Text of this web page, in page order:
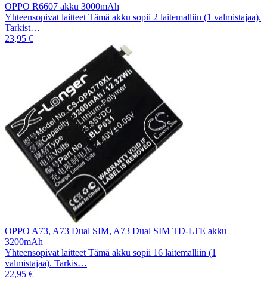
OPPO R6607 akku 3000mAh
Yhteensopivat laitteet Tämä akku sopii 2 laitemalliin (1 valmistajaa).
Tarkist…
23,95 €
OPPO A73, A73 Dual SIM, A73 Dual SIM TD-LTE akku
3200mAh
Yhteensopivat laitteet Tämä akku sopii 16 laitemalliin (1
valmistajaa). Tarkis…
22,95 €